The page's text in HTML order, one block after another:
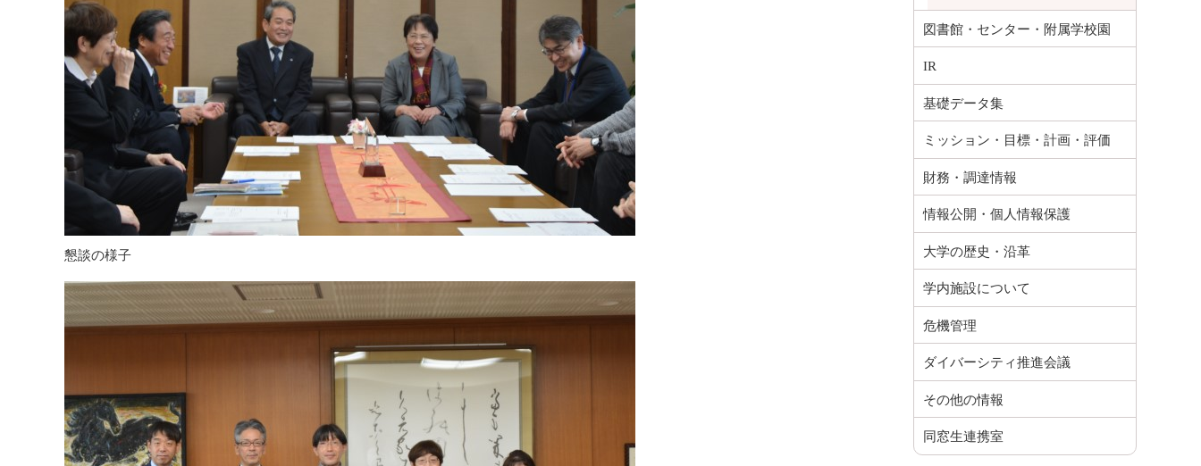
懇談の様子
図書館・センター・附属学校園
IR
基礎データ集
ミッション・目標・計画・評価
財務・調達情報
情報公開・個人情報保護
大学の歴史・沿革
学内施設について
危機管理
ダイバーシティ推進会議
その他の情報
同窓生連携室